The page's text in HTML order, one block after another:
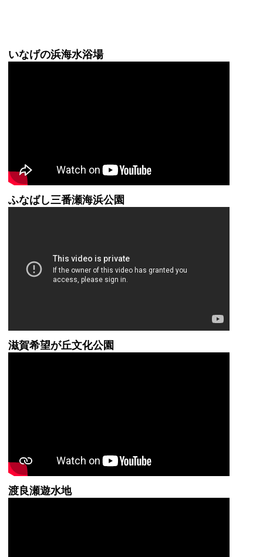
いなげの浜海水浴場
ふなばし三番瀬海浜公園
滋賀希望が丘文化公園
渡良瀬遊水地